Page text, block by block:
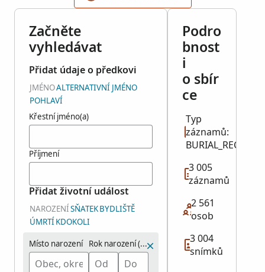
Začněte
vyhledávat
Přidat údaje o předkovi
JMÉNOALTERNATIVNÍ JMÉNO
POHLAVÍ
Křestní jméno(a)
Příjmení
Přidat životní událost
NAROZENÍSŇATEKBYDLIŠTĚ
ÚMRTÍ KDOKOLI
Místo narození Rok narození (rozsah)
Podro
bnost
i
o sbír
ce
Typ
záznamů:
BURIAL_RECORD
3 005
záznamů
2 561
osob
3 004
snímků